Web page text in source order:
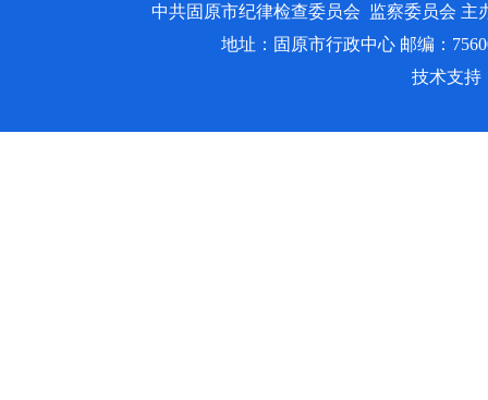
中共固原市纪律检查委员会 监察委员会
地址：固原市行政中心 邮编：
技术支持